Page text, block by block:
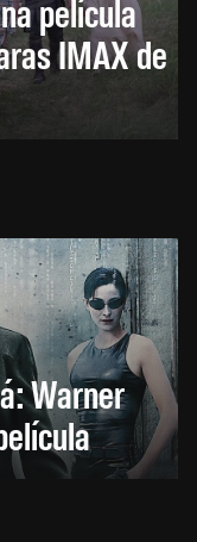
película
IMAX de
Warner